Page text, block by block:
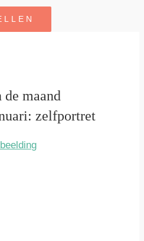
de maand
zelfportret